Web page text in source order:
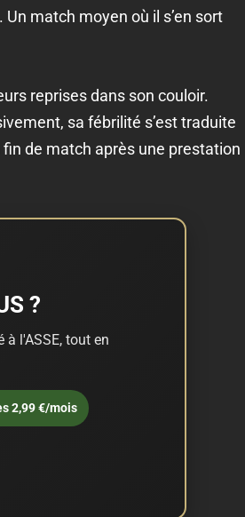
match moyen où il s’en sort
reprises dans son couloir.
sa fébrilité s’est traduite
de match après une prestation
?
l'ASSE, tout en
2,99 €/mois